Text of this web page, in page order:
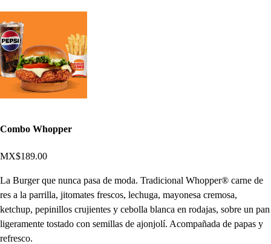
Combo Whopper
MX$189.00
La Burger que nunca pasa de moda. Tradicional Whopper® carne de
res a la parrilla, jitomates frescos, lechuga, mayonesa cremosa,
ketchup, pepinillos crujientes y cebolla blanca en rodajas, sobre un pan
ligeramente tostado con semillas de ajonjolí. Acompañada de papas y
refresco.